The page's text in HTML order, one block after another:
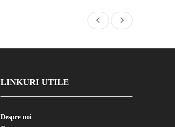
LINKURI UTILE
Despre noi